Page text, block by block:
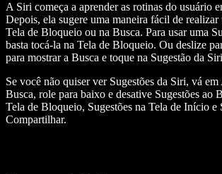
A Siri começa a aprender as rotinas do usuário
Depois, ela sugere uma maneira fácil de realizar
Tela de Bloqueio ou na Busca. Para usar uma
basta tocá-la na Tela de Bloqueio. Ou deslize
para mostrar a Busca e toque na Sugestão da
Se você não quiser ver Sugestões da Siri, vá
Busca, role para baixo e desative Sugestões ao
Tela de Bloqueio, Sugestões na Tela de Início e
Compartilhar.